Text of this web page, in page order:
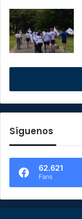
Síguenos
62.621
Fans